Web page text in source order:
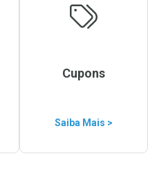
Cupons
Saiba Mais >